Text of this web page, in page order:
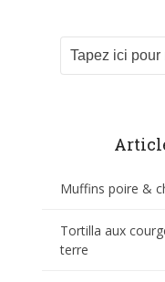
Muffins poire &
Tortilla aux
terre